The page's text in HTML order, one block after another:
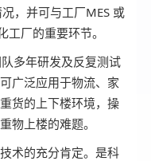
况，并可与工厂MES 或
工厂的重要环节。
多年研发及反复测试
广泛应用于物流、家
货的上下楼环境，操
物上楼的难题。
术的充分肯定。是科